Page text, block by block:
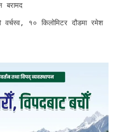
बरामद
वर्चस्व, १० किलोमिटर दौडमा रमेश